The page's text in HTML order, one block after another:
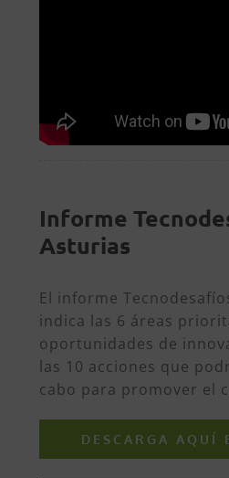
Informe
Asturias
El informe
indica las 6 áreas
oportunidades de
las 10 acciones que
cabo para promover el
DESCARGA AQUÍ